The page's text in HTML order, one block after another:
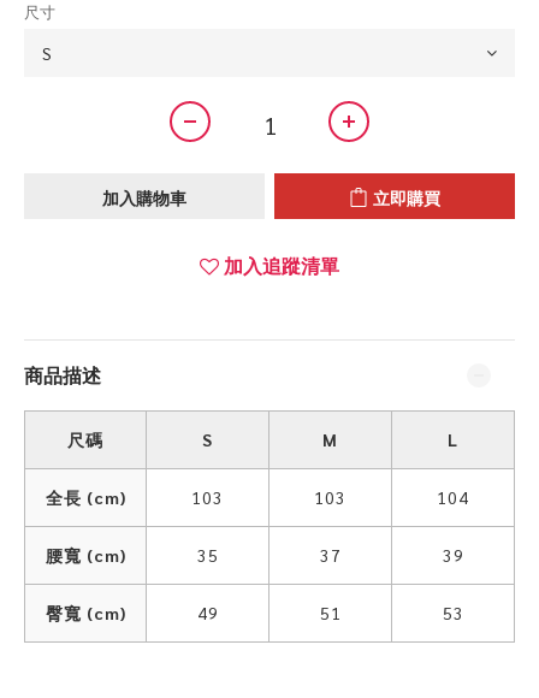
尺寸
加入購物車 立即購買
加入追蹤清單
商品描述
尺碼 S M L
全長 (cm) 103 103 104
腰寬 (cm) 35 37 39
臀寬 (cm) 49 51 53